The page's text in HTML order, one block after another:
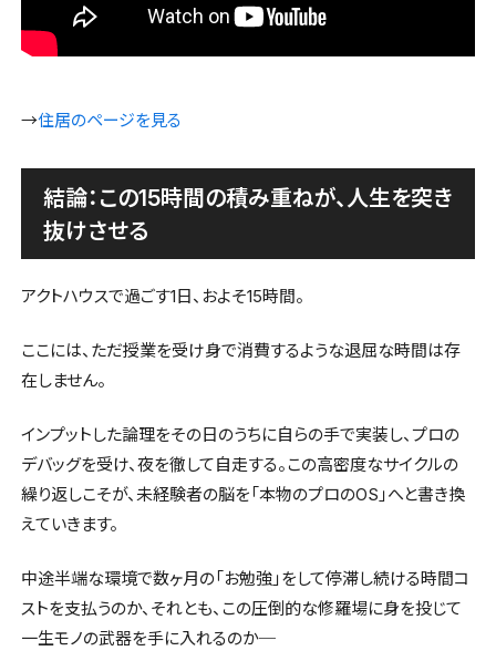
→住居のページを見る
結論：この15時間の積み重ねが、人生を突き
抜けさせる
アクトハウスで過ごす1日、およそ15時間。
ここには、ただ授業を受け身で消費するような退屈な時間は存
在しません。
インプットした論理をその日のうちに自らの手で実装し、プロの
デバッグを受け、夜を徹して自走する。この高密度なサイクルの
繰り返しこそが、未経験者の脳を「本物のプロのOS」へと書き換
えていきます。
中途半端な環境で数ヶ月の「お勉強」をして停滞し続ける時間コ
ストを支払うのか、それとも、この圧倒的な修羅場に身を投じて
一生モノの武器を手に入れるのか─